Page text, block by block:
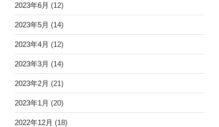
2023年6月 (12)
2023年5月 (14)
2023年4月 (12)
2023年3月 (14)
2023年2月 (21)
2023年1月 (20)
2022年12月 (18)